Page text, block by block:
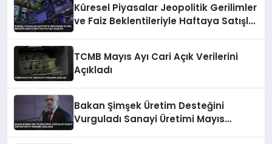
Küresel Piyasalar Jeopolitik Gerilimler
ve Faiz Beklentileriyle Haftaya Satışla
TCMB Mayıs Ayı Cari Açık Verilerini
Açıkladı
Bakan Şimşek Üretim Desteğini
Vurguladı Sanayi Üretimi Mayıs